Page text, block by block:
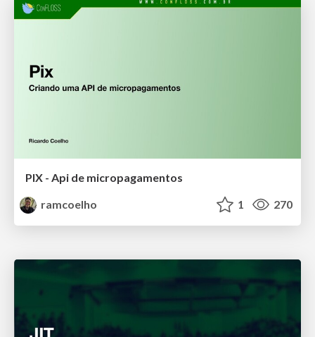
PIX - Api de micropagamentos
ramcoelho
1 270